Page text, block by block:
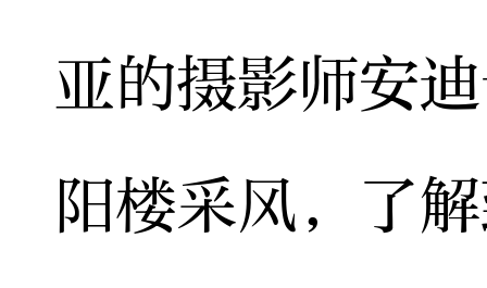
亚的摄影师安
阳楼采风，了